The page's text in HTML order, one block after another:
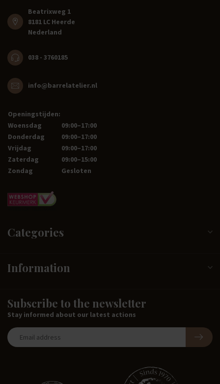
Beatrixweg 1
8181 LC Heerde
Nederland
038 - 3760185
info@barrelatelier.nl
Openingstijden:
Woensdag
09:00–17:00
Donderdag
09:00–17:00
Vrijdag
09:00–17:00
Zaterdag
09:00–15:00
Zondag
Gesloten
Categories
Information
Subscribe to the newsletter
Stay informed about our latest actions